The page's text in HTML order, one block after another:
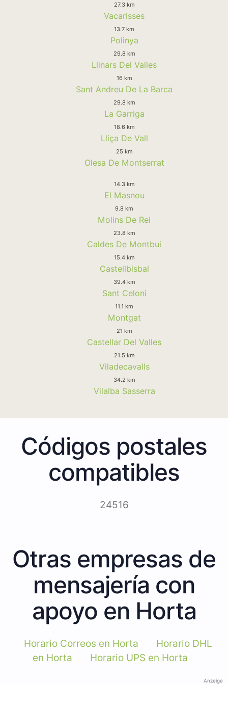
27.3 km
Vacarisses
13.7 km
Polinya
29.8 km
Llinars Del Valles
16 km
Sant Andreu De La Barca
29.8 km
La Garriga
18.6 km
Lliça De Vall
25 km
Olesa De Montserrat
14.3 km
El Masnou
9.8 km
Molins De Rei
23.8 km
Caldes De Montbui
15.4 km
Castellbisbal
39.4 km
Sant Celoni
11.1 km
Montgat
21 km
Castellar Del Valles
21.5 km
Viladecavalls
34.2 km
Vilalba Sasserra
Códigos postales
compatibles
24516
Otras empresas de
mensajería con
apoyo en Horta
Horario Correos en Horta
Horario DHL
en Horta
Horario UPS en Horta
Anzeige